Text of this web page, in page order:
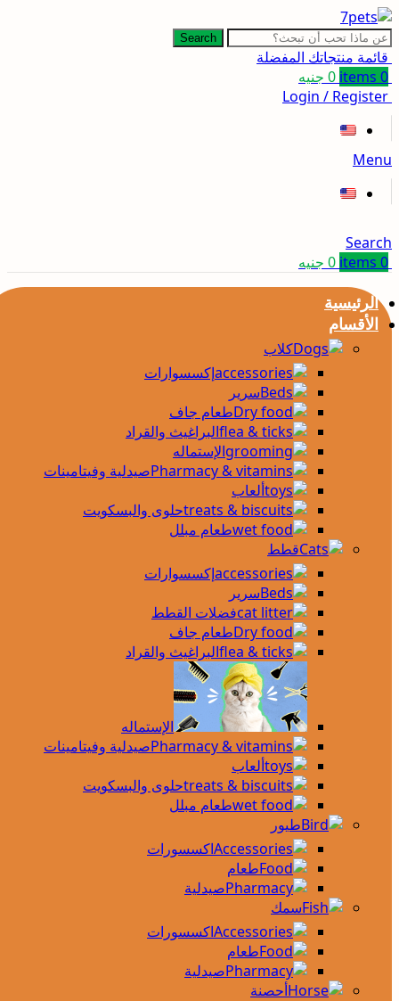
Search
قائمة منتجاتك المفضلة
0
items
0 جنيه
Login / Register
Menu
Search
0
items
0 جنيه
الرئيسية
الأقسام
كلاب
إكسسوارات
سرير
طعام جاف
البراغيث والقراد
الإستماله
صيدلية وفيتامينات
ألعاب
حلوى والبسكويت
طعام مبلل
قطط
إكسسوارات
سرير
فضلات القطط
طعام جاف
البراغيث والقراد
الإستماله
صيدلية وفيتامينات
ألعاب
حلوى والبسكويت
طعام مبلل
طيور
اكسسورات
طعام
صيدلية
سمك
اكسسورات
طعام
صيدلية
أحصنة